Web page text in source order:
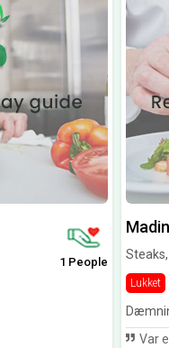
1 People
Lukket
Var en del af et selskab på 16. Utrolig